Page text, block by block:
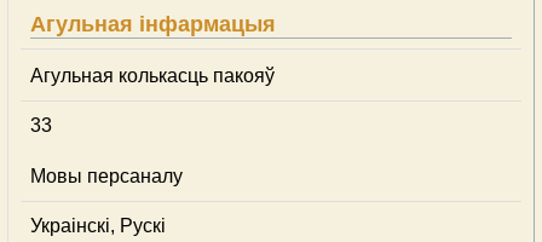
Агульная інфармацыя
Агульная колькасць пакояў
33
Мовы персаналу
Украінскі, Рускі